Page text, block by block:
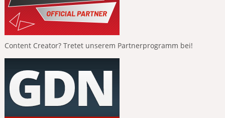
Content Creator? Tretet unserem Partnerprogramm bei!